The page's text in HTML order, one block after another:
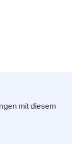
mit diesem